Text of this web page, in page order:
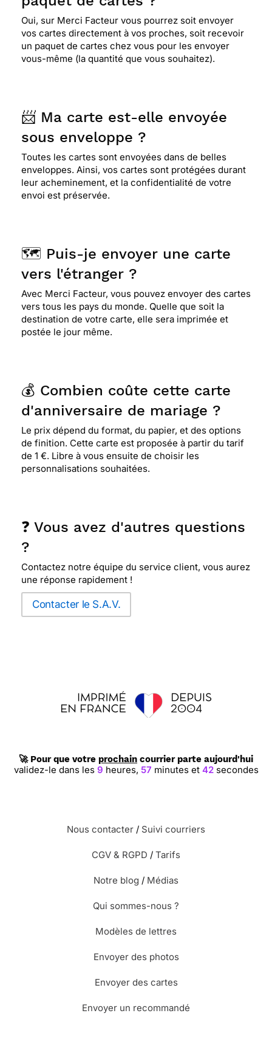
⭐⭐⭐⭐
Le 18/02/2015 : Trés jolie carte envoyée
pour des noces d'or
⭐⭐⭐⭐⭐ Le 24/01/2015 : bonjour à toutes et à tous,
meilleurs voeux à vous tous, je trouve cette carte
postale illustrée très jolie et très tendre, elle fera
plaisir à mes parents qui auront 69 ans de mariage
mercredi 28 janvier courant. très cordialement
philippe.
cette magnifique carte !
⭐⭐⭐⭐
Le 29/05/2012 : Superbe carte ! photo
identique prise pour le mariage de ma fille qui
fete ses 20ans de mariage le 6 juin
Oui, sur Merci Facteur vous pourrez soit envoyer
vos cartes directement à vos proches, soit recevoir
un paquet de cartes chez vous pour les envoyer
vous-même (la quantité que vous souhaitez).
📨 Ma carte est-elle envoyée
sous enveloppe ?
Toutes les cartes sont envoyées dans de belles
enveloppes. Ainsi, vos cartes sont protégées durant
leur acheminement, et la confidentialité de votre
envoi est préservée.
🗺️ Puis-je envoyer une carte
vers l'étranger ?
Avec Merci Facteur, vous pouvez envoyer des cartes
vers tous les pays du monde. Quelle que soit la
destination de votre carte, elle sera imprimée et
postée le jour même.
💰 Combien coûte cette carte
d'anniversaire de mariage ?
Le prix dépend du format, du papier, et des options
de finition. Cette carte est proposée à partir du tarif
de 1 €. Libre à vous ensuite de choisir les
personnalisations souhaitées.
❓ Vous avez d'autres questions
?
Contactez notre équipe du service client, vous aurez
une réponse rapidement !
Contacter le S.A.V.
🚀 Pour que votre prochain courrier parte aujourd'hui
validez-le dans les9 heures,57 minutes et41secondes
Nous contacter / Suivi courriers
CGV & RGPD / Tarifs
Notre blog / Médias
Qui sommes-nous ?
Modèles de lettres
Envoyer des photos
Envoyer des cartes
Envoyer un recommandé